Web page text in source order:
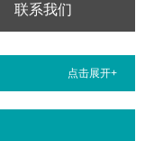
联系我们
点击展开+